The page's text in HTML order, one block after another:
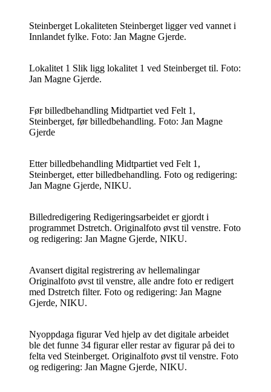
Steinberget Lokaliteten Steinberget ligger ved vannet i
Innlandet fylke. Foto: Jan Magne Gjerde.
Lokalitet 1 Slik ligg lokalitet 1 ved Steinberget til. Foto:
Jan Magne Gjerde.
Før billedbehandling Midtpartiet ved Felt 1,
Steinberget, før billedbehandling. Foto: Jan Magne
Gjerde
Etter billedbehandling Midtpartiet ved Felt 1,
Steinberget, etter billedbehandling. Foto og redigering:
Jan Magne Gjerde, NIKU.
Billedredigering Redigeringsarbeidet er gjordt i
programmet Dstretch. Originalfoto øvst til venstre. Foto
og redigering: Jan Magne Gjerde, NIKU.
Avansert digital registrering av hellemalingar
Originalfoto øvst til venstre, alle andre foto er redigert
med Dstretch filter. Foto og redigering: Jan Magne
Gjerde, NIKU.
Nyoppdaga figurarVed hjelp av det digitale arbeidet
ble det funne 34 figurar eller restar av figurar på dei to
felta ved Steinberget. Originalfoto øvst til venstre. Foto
og redigering: Jan Magne Gjerde, NIKU.